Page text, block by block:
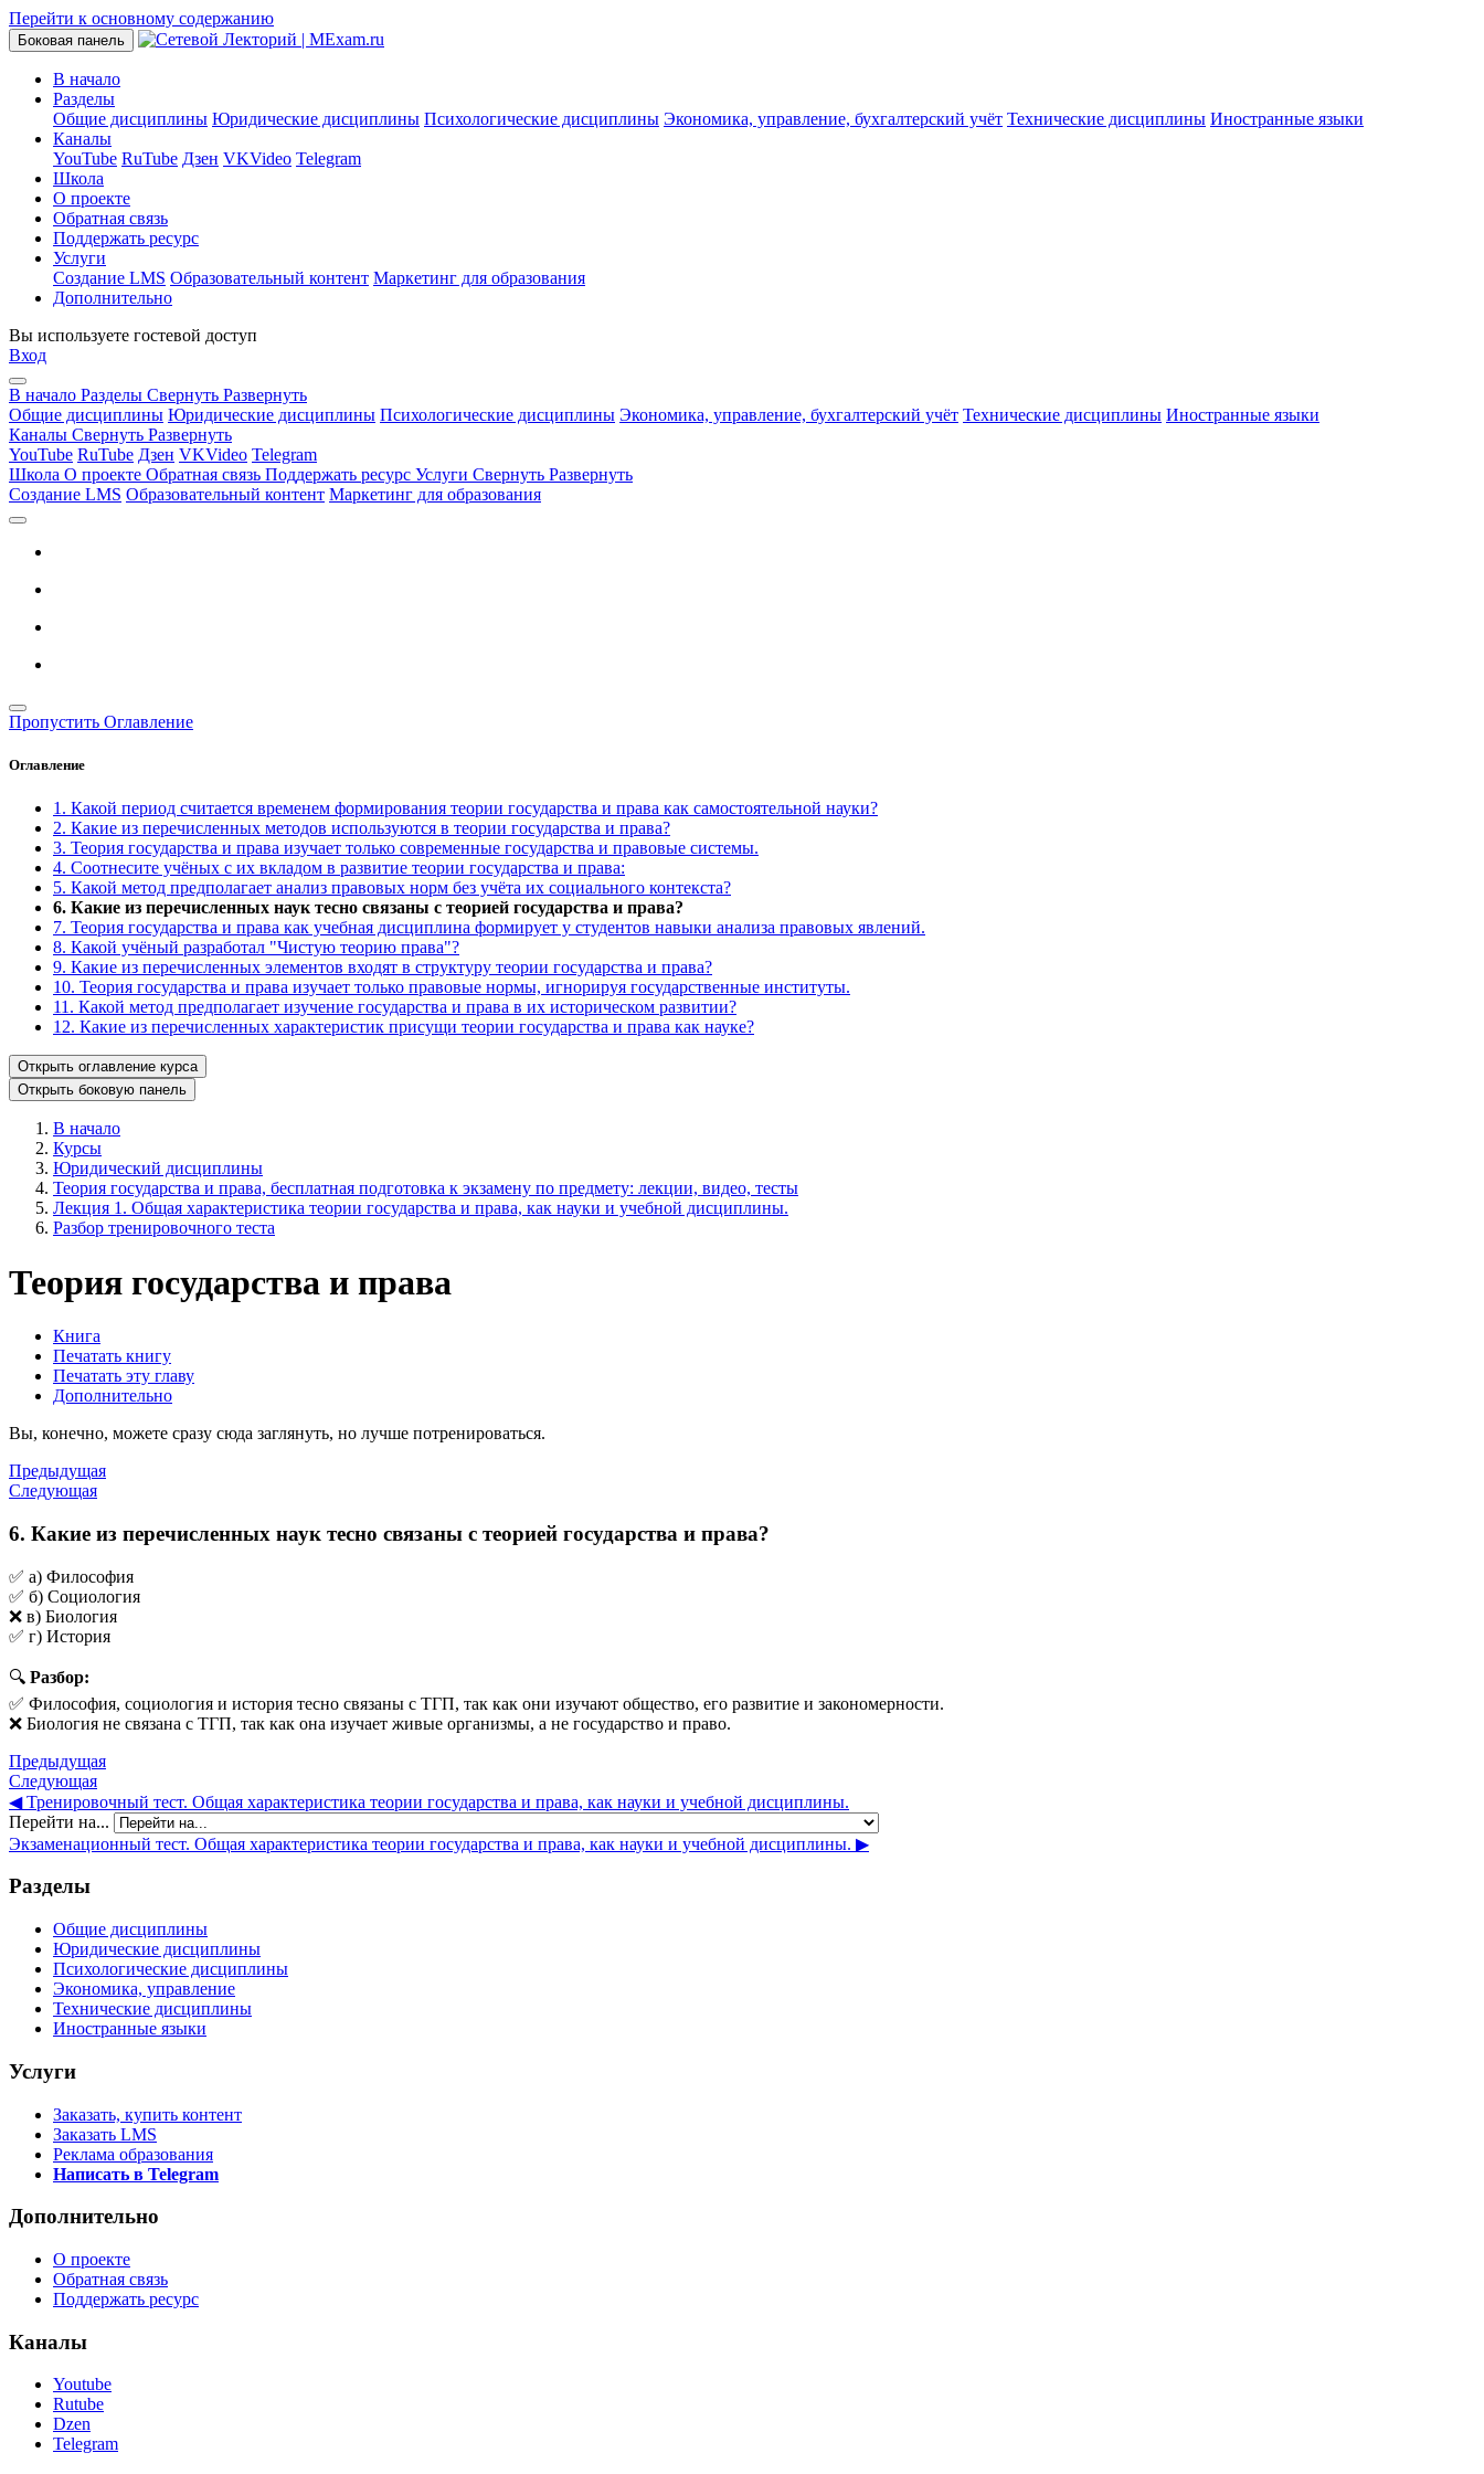
Перейти к основному содержанию
Боковая панель
В начало
Разделы
Общие дисциплины Юридические дисциплины Психологические дисциплины Экономика, управление, бухгалтерский учёт Технические дисциплины Иностранные языки
Каналы
YouTube RuTube Дзен VKVideo Telegram
Школа
О проекте
Обратная связь
Поддержать ресурс
Услуги
Создание LMS Образовательный контент Маркетинг для образования
Дополнительно
Вы используете гостевой доступ
Вход
В начало Разделы Свернуть Развернуть
Общие дисциплины Юридические дисциплины Психологические дисциплины Экономика, управление, бухгалтерский учёт Технические дисциплины Иностранные языки
Каналы Свернуть Развернуть
YouTube RuTube Дзен VKVideo Telegram
Школа О проекте Обратная связь Поддержать ресурс Услуги Свернуть Развернуть
Создание LMS Образовательный контент Маркетинг для образования
Пропустить Оглавление
Оглавление
1. Какой период считается временем формирования теории государства и права как самостоятельной науки?
2. Какие из перечисленных методов используются в теории государства и права?
3. Теория государства и права изучает только современные государства и правовые системы.
4. Соотнесите учёных с их вкладом в развитие теории государства и права:
5. Какой метод предполагает анализ правовых норм без учёта их социального контекста?
6. Какие из перечисленных наук тесно связаны с теорией государства и права?
7. Теория государства и права как учебная дисциплина формирует у студентов навыки анализа правовых явлений.
8. Какой учёный разработал "Чистую теорию права"?
9. Какие из перечисленных элементов входят в структуру теории государства и права?
10. Теория государства и права изучает только правовые нормы, игнорируя государственные институты.
11. Какой метод предполагает изучение государства и права в их историческом развитии?
12. Какие из перечисленных характеристик присущи теории государства и права как науке?
Открыть оглавление курса
Открыть боковую панель
В начало
Курсы
Юридический дисциплины
Теория государства и права, бесплатная подготовка к экзамену по предмету: лекции, видео, тесты
Лекция 1. Общая характеристика теории государства и права, как науки и учебной дисциплины.
Разбор тренировочного теста
Теория государства и права
Книга
Печатать книгу
Печатать эту главу
Дополнительно
Вы, конечно, можете сразу сюда заглянуть, но лучше потренироваться.
Предыдущая
Следующая
6. Какие из перечисленных наук тесно связаны с теорией государства и права?
✅ а) Философия
✅ б) Социология
❌ в) Биология
✅ г) История
🔍 Разбор:
✅ Философия, социология и история тесно связаны с ТГП, так как они изучают общество, его развитие и закономерности.
❌ Биология не связана с ТГП, так как она изучает живые организмы, а не государство и право.
Предыдущая
Следующая
◀︎ Тренировочный тест. Общая характеристика теории государства и права, как науки и учебной дисциплины.
Перейти на...
Экзаменационный тест. Общая характеристика теории государства и права, как науки и учебной дисциплины. ▶︎
Разделы
Общие дисциплины
Юридические дисциплины
Психологические дисциплины
Экономика, управление
Технические дисциплины
Иностранные языки
Услуги
Заказать, купить контент
Заказать LMS
Реклама образования
Написать в Telegram
Дополнительно
О проекте
Обратная связь
Поддержать ресурс
Каналы
Youtube
Rutube
Dzen
Telegram